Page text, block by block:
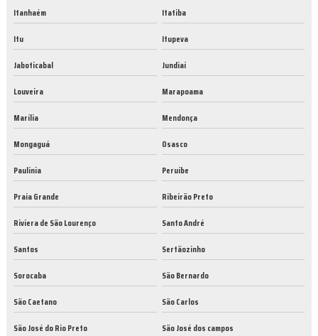
Itanhaém
Itatiba
Itu
Itupeva
Jaboticabal
Jundiaí
Louveira
Marapoama
Marília
Mendonça
Mongaguá
Osasco
Paulínia
Peruíbe
Praia Grande
Ribeirão Preto
Riviera de São Lourenço
Santo André
Santos
Sertãozinho
Sorocaba
São Bernardo
São Caetano
São Carlos
São José do Rio Preto
São José dos campos